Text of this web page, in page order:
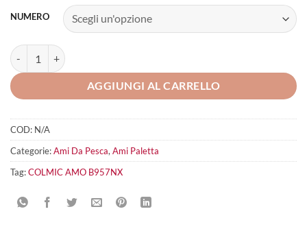
NUMERO
COLMIC AMO B957NX quantità
AGGIUNGI AL CARRELLO
COD: N/A
Categorie:Ami Da Pesca,Ami Paletta
Tag:COLMIC AMO B957NX